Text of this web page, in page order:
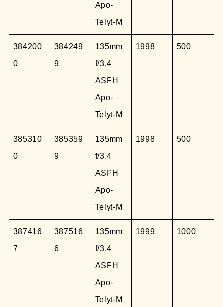
Apo-
Telyt-M
384200
0
384249
9
135mm
f/3.4
ASPH
Apo-
Telyt-M
1998 500
385310
0
385359
9
135mm
f/3.4
ASPH
Apo-
Telyt-M
1998 500
387416
7
387516
6
135mm
f/3.4
ASPH
Apo-
Telyt-M
1999 1000